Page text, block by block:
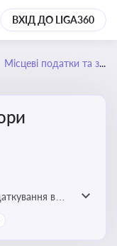
ВХІД ДО LIGA360
Місцеві податки та збори
в
за
транспорту